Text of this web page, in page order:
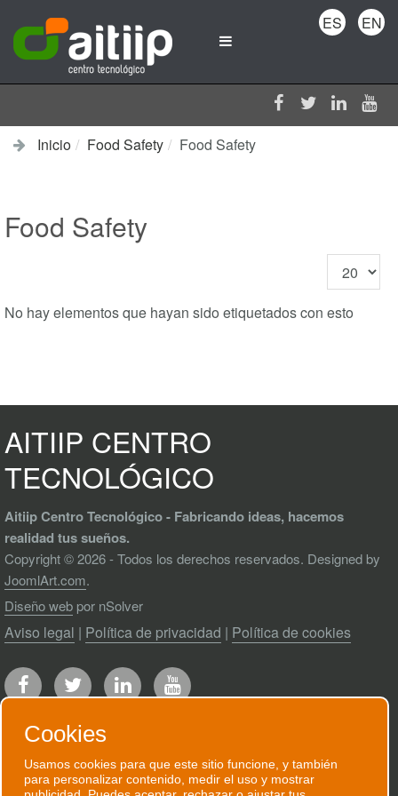
Inicio Food Safety Food Safety
Food Safety
Cantidad
a
mostrar
No hay elementos que hayan sido etiquetados con esto
ES EN
AITIIP CENTRO
TECNOLÓGICO
Aitiip Centro Tecnológico - Fabricando ideas, hacemos
realidad tus sueños.
Copyright © 2026 - Todos los derechos reservados. Designed by
JoomlArt.com.
Diseño web por nSolver
Aviso legal | Política de privacidad | Política de cookies
RECIBE NUESTRO BOLETÍN
Cookies
Usamos cookies para que este sitio funcione, y también
para personalizar contenido, medir el uso y mostrar